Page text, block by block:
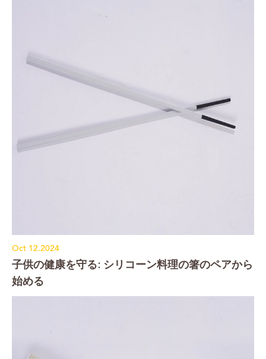
Oct 12.2024
子供の健康を守る: シリコーン料理の箸のペアから
始める